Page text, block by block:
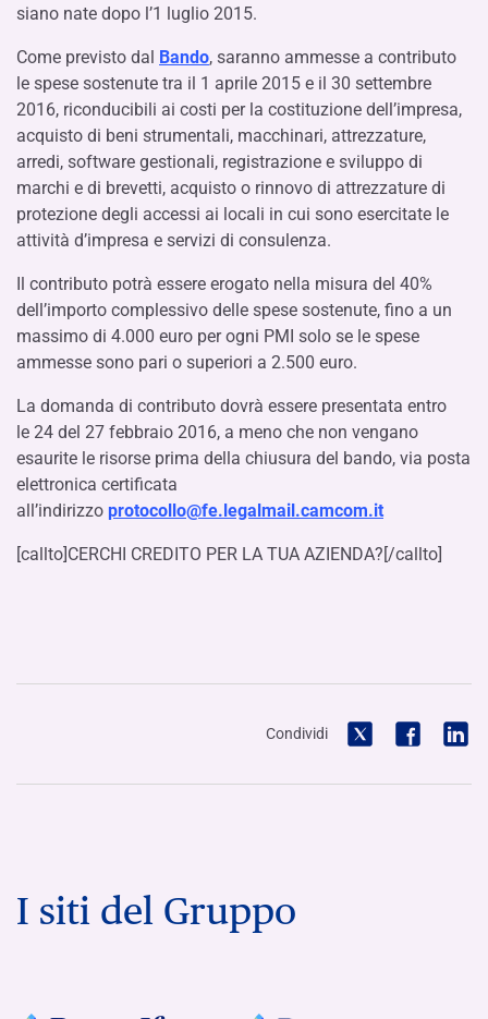
siano nate dopo l’1 luglio 2015.
Come previsto dal Bando, saranno ammesse a contributo
le spese sostenute tra il 1 aprile 2015 e il 30 settembre
2016, riconducibili ai costi per la costituzione dell’impresa,
acquisto di beni strumentali, macchinari, attrezzature,
arredi, software gestionali, registrazione e sviluppo di
marchi e di brevetti, acquisto o rinnovo di attrezzature di
protezione degli accessi ai locali in cui sono esercitate le
attività d’impresa e servizi di consulenza.
Il contributo potrà essere erogato nella misura del 40%
dell’importo complessivo delle spese sostenute, fino a un
massimo di 4.000 euro per ogni PMI solo se le spese
ammesse sono pari o superiori a 2.500 euro.
La domanda di contributo dovrà essere presentata entro
le 24 del 27 febbraio 2016, a meno che non vengano
esaurite le risorse prima della chiusura del bando, via posta
elettronica certificata
all’indirizzo protocollo@fe.legalmail.camcom.it
[callto]CERCHI CREDITO PER LA TUA AZIENDA?[/callto]
Condividi
I siti del Gruppo